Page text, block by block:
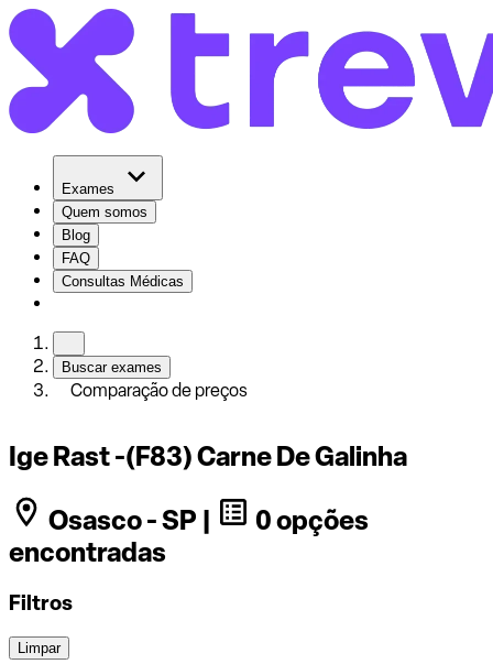
Exames
Quem somos
Blog
FAQ
Consultas Médicas
Buscar exames
Comparação de preços
Ige Rast -(F83) Carne De Galinha
Osasco - SP |
0 opções
encontradas
Filtros
Limpar